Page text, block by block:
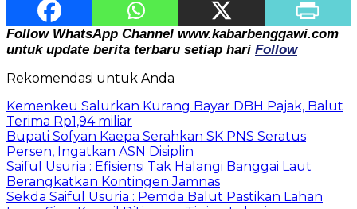
Follow WhatsApp Channel www.kabarbenggawi.com
untuk update berita terbaru setiap hari Follow
Rekomendasi untuk Anda
Kemenkeu Salurkan Kurang Bayar DBH Pajak, Balut
Terima Rp1,94 miliar
Bupati Sofyan Kaepa Serahkan SK PNS Seratus
Persen, Ingatkan ASN Disiplin
Saiful Usuria : Efisiensi Tak Halangi Banggai Laut
Berangkatkan Kontingen Jamnas
Sekda Saiful Usuria : Pemda Balut Pastikan Lahan